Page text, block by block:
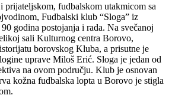
prijateljskom, fudbalskom utakmicom sa
Fudbalski klub “Sloga” iz
godina postojanja i rada. Na svečanoj
sali Kulturnog centra Borovo,
borovskog Kluba, a prisutne je
uprave Miloš Erić. Sloga je jedan od
na ovom području. Klub je osnovan
kožna fudbalska lopta u Borovo je stigla